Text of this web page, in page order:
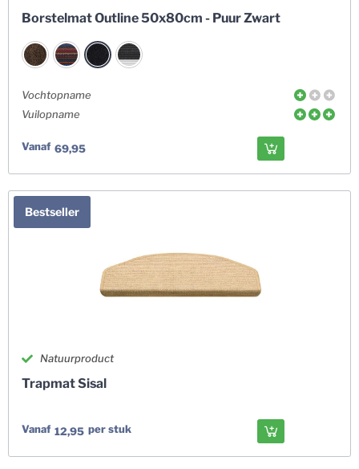
Borstelmat Outline 50x80cm - Puur Zwart
Vochtopname
Vuilopname
Vanaf 69,95
Bestseller
Natuurproduct
Trapmat Sisal
Vanaf 12,95 per stuk